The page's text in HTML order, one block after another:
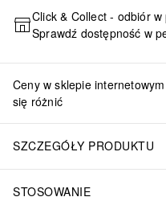
DODAJ
Click & Collect - odbiór
Sprawdź dostępność w
Ceny w sklepie
się różnić
SZCZEGÓŁY PRODUKTU
STOSOWANIE